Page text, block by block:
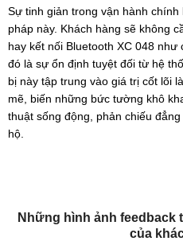
Sự tinh giản trong vận hành
pháp này. Khách hàng sẽ không
hay kết nối Bluetooth XC 048
đó là sự ổn định tuyệt đối từ hệ
bị này tập trung vào giá trị cốt lõi
mẽ, biến những bức tường khô
thuật sống động, phản chiếu
hộ.
Những hình ảnh feedback
của